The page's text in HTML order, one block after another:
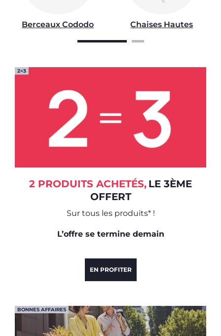
Berceaux Cododo Chaises Hautes
2=3
2 PRODUITS ACHETÉS, LE 3ÈME
OFFERT
Sur tous les produits* !
L’offre se termine demain
EN PROFITER
BONNES AFFAIRES